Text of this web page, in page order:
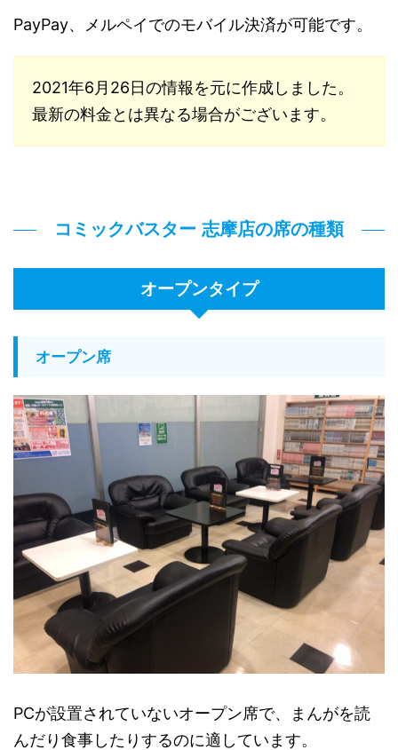
PayPay、メルペイでのモバイル決済が可能です。
2021年6月26日の情報を元に作成しました。
最新の料金とは異なる場合がございます。
コミックバスター 志摩店の席の種類
オープンタイプ
オープン席
PCが設置されていないオープン席で、まんがを読
んだり食事したりするのに適しています。